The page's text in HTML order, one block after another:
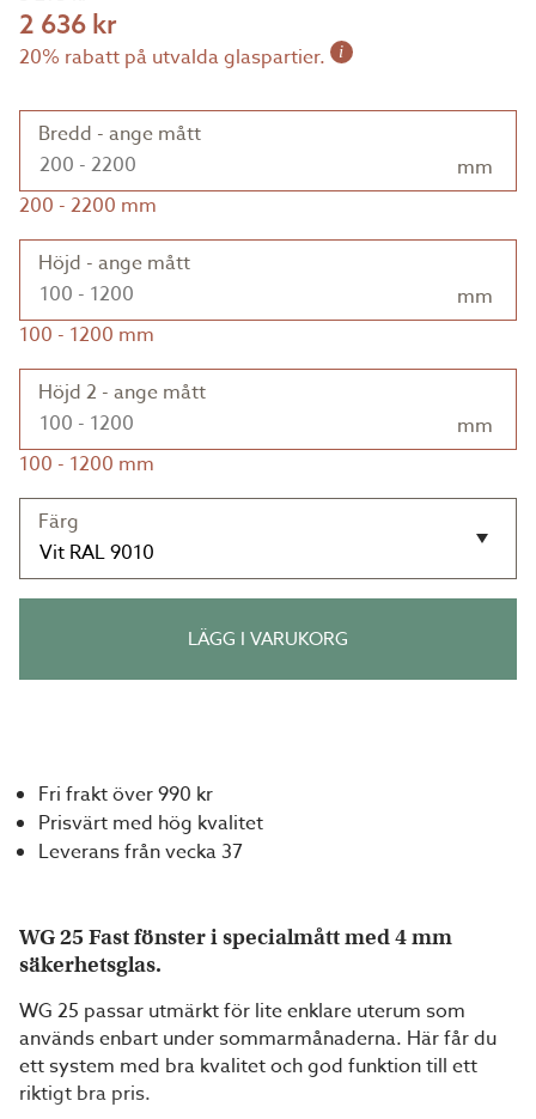
2 636 kr
20% rabatt på utvalda glaspartier. i
Bredd - ange mått
mm
200 - 2200 mm
Höjd - ange mått
mm
100 - 1200 mm
Höjd 2 - ange mått
mm
100 - 1200 mm
Färg
LÄGG I VARUKORG
Fri frakt över 990 kr
Prisvärt med hög kvalitet
Leverans från vecka 37
WG 25 Fast fönster i specialmått med 4 mm
säkerhetsglas.
WG 25 passar utmärkt för lite enklare uterum som
används enbart under sommarmånaderna. Här får du
ett system med bra kvalitet och god funktion till ett
riktigt bra pris.